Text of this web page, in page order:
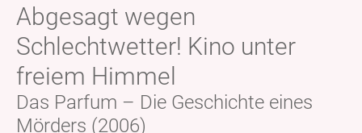
Abgesagt wegen
Schlechtwetter! Kino unter
freiem Himmel
Das Parfum – Die Geschichte eines
Mörders (2006)